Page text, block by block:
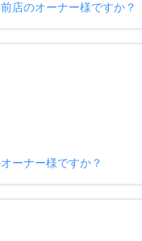
店のオーナー様ですか？
ーナー様ですか？